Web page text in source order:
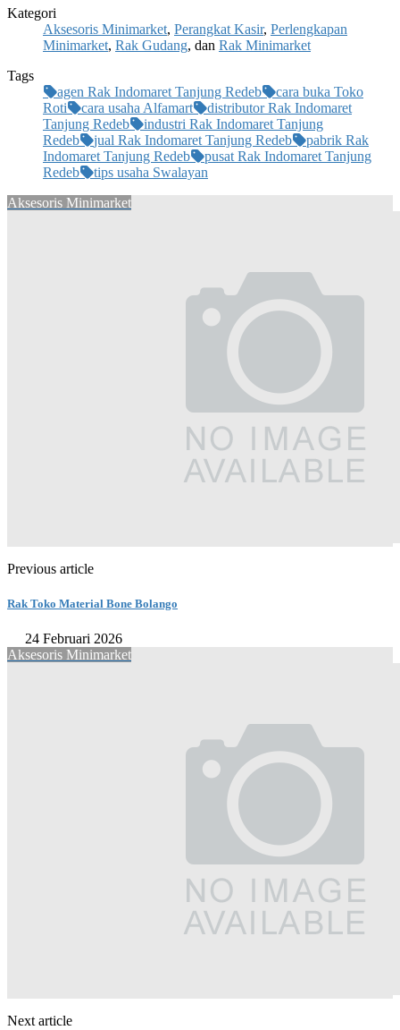
Kategori
Aksesoris Minimarket, Perangkat Kasir, Perlengkapan
Minimarket, Rak Gudang, dan Rak Minimarket
Tags
agen Rak Indomaret Tanjung Redeb
cara buka Toko
Roti
cara usaha Alfamart
distributor Rak Indomaret
Tanjung Redeb
industri Rak Indomaret Tanjung
Redeb
jual Rak Indomaret Tanjung Redeb
pabrik Rak
Indomaret Tanjung Redeb
pusat Rak Indomaret Tanjung
Redeb
tips usaha Swalayan
Aksesoris Minimarket
Previous article
Rak Toko Material Bone Bolango
24 Februari 2026
Aksesoris Minimarket
Next article